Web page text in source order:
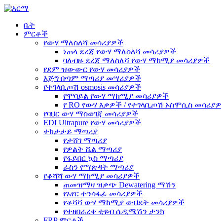
ቤት
ምርቶች
የውሃ ማለስለሻ መሳሪያዎች
ነጠላ ደረጃ የውሃ ማለስለሻ መሳሪያዎች
ባለብዙ ደረጃ ማለስለሻ የውሃ ማከሚያ መሳሪያዎች
የደም ዝውውር የውሃ መሳሪያዎች
እጅግ በጣም ማጣሪያ መሣሪያዎች
የተገላቢጦሽ osmosis መሳሪያዎች
የሞባይል የውሃ ማከሚያ መሳሪያዎች
የ RO የውሃ እቃዎች / የተገላቢጦሽ ኦስሞሲስ
የባህር ውሃ ማስወገጃ መሳሪያዎች
EDI Ultrapure የውሃ መሳሪያዎች
ተከታታይ ማጣሪያ
የታሸገ ማጣሪያ
የዎልት ሼል ማጣሪያ
የፋይበር ኳስ ማጣሪያ
ራስን የማጽዳት ማጣሪያ
የቆሻሻ ውሃ ማከሚያ መሳሪያዎች
ጠመዝማዛ ዝቃጭ Dewatering ማሽን
የአየር ተንሳፋፊ መሳሪያዎች
የቆሻሻ ውሃ ማከሚያ ውህደት መሳሪያዎች
የተዘበራረቀ ቲዩብ ሴዲሜሽን ታንክ